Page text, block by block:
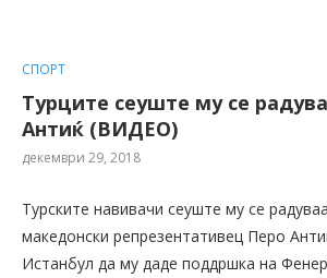
СПОРТ
Турците сеуште му се
Антиќ (ВИДЕО)
декември 29, 2018
Турските навивачи сеуште му се
македонски репрезентативец Перо
Истанбул да му даде поддршка на